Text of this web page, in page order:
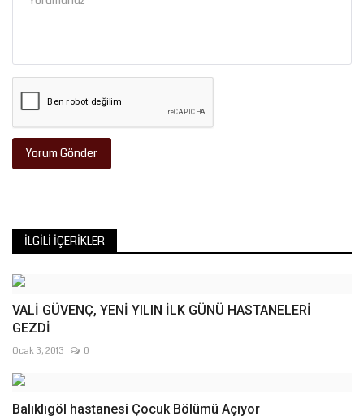
Yorum Gönder
İLGILI İÇERIKLER
VALİ GÜVENÇ, YENİ YILIN İLK GÜNÜ HASTANELERİ
GEZDİ
Ocak 3, 2013 0
Balıklıgöl hastanesi Çocuk Bölümü Açıyor